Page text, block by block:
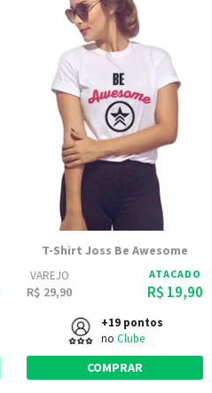
T-Shirt Joss Be Awesome
VAREJO
R$ 29,90
ATACADO
R$ 19,90
+19 pontos
no Clube
COMPRAR